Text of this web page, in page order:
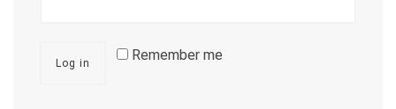
Remember me
Log in